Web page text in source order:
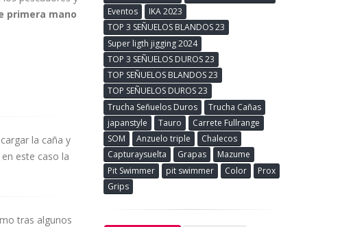
primera mano
la caña y
este caso la
tras algunos
Eventos
IKA 2023
TOP 3 SEÑUELOS BLANDOS 23
Super ligth jigging 2024
TOP 3 SEÑUELOS DUROS 23
TOP SEÑUELOS BLANDOS 23
TOP SEÑUELOS DUROS 23
Trucha Señuelos Duros
Trucha Cañas
japanstyle
Tauro
Carrete Fullrange
SOM
Anzuelo triple
Chalecos
Capturaysuelta
Grapas
Mazume
Pit Swimmer
pit swimmer Color
Prox
Grips